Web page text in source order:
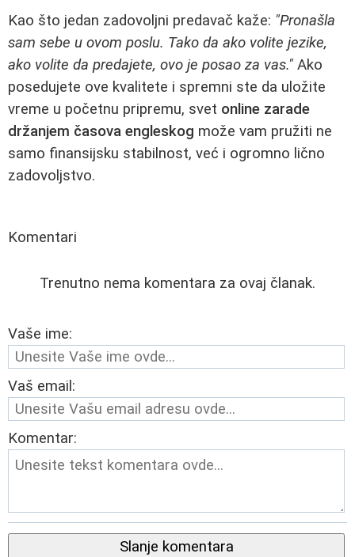
Kao što jedan zadovoljni predavač kaže: "Pronašla
sam sebe u ovom poslu. Tako da ako volite jezike,
ako volite da predajete, ovo je posao za vas." Ako
posedujete ove kvalitete i spremni ste da uložite
vreme u početnu pripremu, svet online zarade
držanjem časova engleskog može vam pružiti ne
samo finansijsku stabilnost, već i ogromno lično
zadovoljstvo.
Komentari
Trenutno nema komentara za ovaj članak.
Vaše ime:
Vaš email:
Komentar:
Slanje komentara